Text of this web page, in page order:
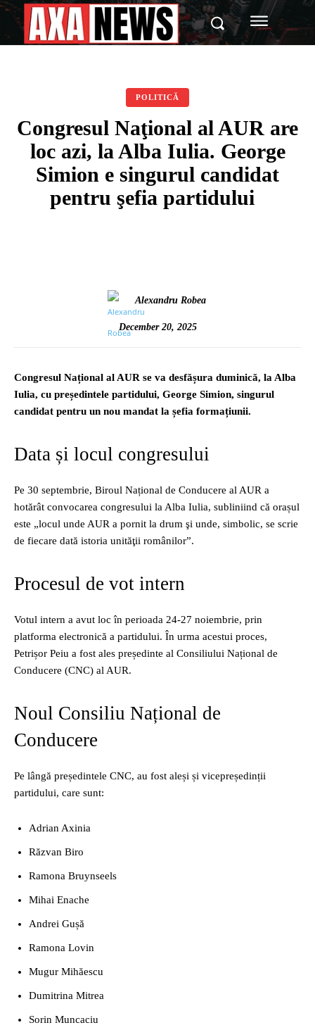
POLITICĂ
Congresul Naţional al AUR are
loc azi, la Alba Iulia. George
Simion e singurul candidat
pentru şefia partidului
Alexandru Robea
December 20, 2025
Congresul Național al AUR se va desfășura duminică, la Alba
Iulia, cu președintele partidului, George Simion, singurul
candidat pentru un nou mandat la șefia formațiunii.
Data și locul congresului
Pe 30 septembrie, Biroul Național de Conducere al AUR a
hotărât convocarea congresului la Alba Iulia, subliniind că orașul
este „locul unde AUR a pornit la drum şi unde, simbolic, se scrie
de fiecare dată istoria unităţii românilor”.
Procesul de vot intern
Votul intern a avut loc în perioada 24‑27 noiembrie, prin
platforma electronică a partidului. În urma acestui proces,
Petrișor Peiu a fost ales președinte al Consiliului Național de
Conducere (CNC) al AUR.
Noul Consiliu Național de
Conducere
Pe lângă președintele CNC, au fost aleși și vicepreședinții
partidului, care sunt:
Adrian Axinia
Răzvan Biro
Ramona Bruynseels
Mihai Enache
Andrei Gușă
Ramona Lovin
Mugur Mihăescu
Dumitrina Mitrea
Sorin Muncaciu